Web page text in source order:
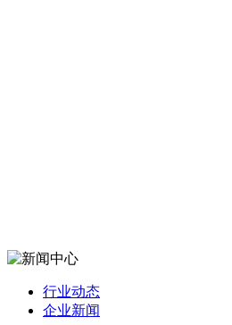
行业动态
企业新闻